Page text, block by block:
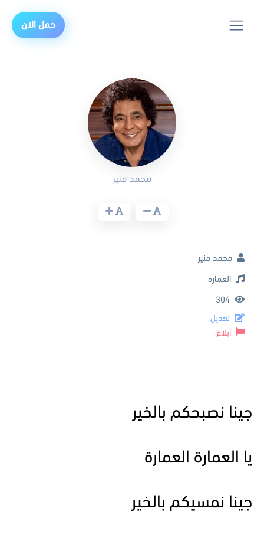
حمل الان
جينا نصبحكم بالخير
يا العمارة العمارة
جينا نمسيكم بالخير
محمد منير
محمد منير
العماره
304
تعديل
ابلاغ